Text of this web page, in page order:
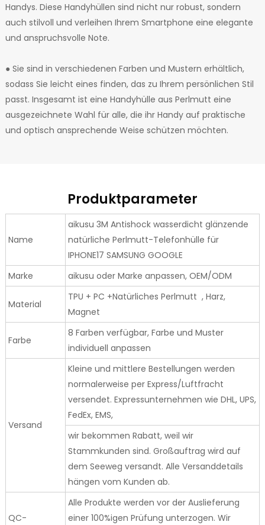
Handys. Diese Handyhüllen sind nicht nur robust, sondern
auch stilvoll und verleihen Ihrem Smartphone eine elegante
und anspruchsvolle Note.
● Sie sind in verschiedenen Farben und Mustern erhältlich,
sodass Sie leicht eines finden, das zu Ihrem persönlichen Stil
passt. Insgesamt ist eine Handyhülle aus Perlmutt eine
ausgezeichnete Wahl für alle, die ihr Handy auf praktische
und optisch ansprechende Weise schützen möchten.
Produktparameter
Name
aikusu 3M Antishock wasserdicht glänzende
natürliche Perlmutt-Telefonhülle für
IPHONE17 SAMSUNG GOOGLE
Marke
aikusu oder Marke anpassen, OEM/ODM
Material
TPU + PC +Natürliches Perlmutt , Harz,
Magnet
Farbe
8 Farben verfügbar, Farbe und Muster
individuell anpassen
Versand
Kleine und mittlere Bestellungen werden
normalerweise per Express/Luftfracht
versendet. Expressunternehmen wie DHL, UPS,
FedEx, EMS,
wir bekommen Rabatt, weil wir
Stammkunden sind. Großauftrag wird auf
dem Seeweg versandt. Alle Versanddetails
hängen vom Kunden ab.
QC-
Alle Produkte werden vor der Auslieferung
einer 100%igen Prüfung unterzogen. Wir